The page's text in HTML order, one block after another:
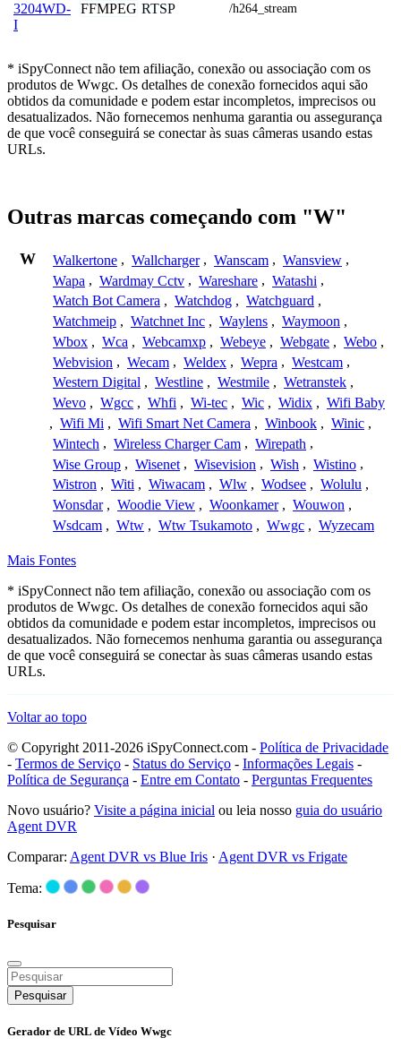
3204WD-
I
FFMPEG RTSP /h264_stream
* iSpyConnect não tem afiliação, conexão ou associação com os
produtos de Wwgc. Os detalhes de conexão fornecidos aqui são
obtidos da comunidade e podem estar incompletos, imprecisos ou
desatualizados. Não fornecemos nenhuma garantia ou assegurança
de que você conseguirá se conectar às suas câmeras usando estas
URLs.
Outras marcas começando com "W"
W Walkertone , Wallcharger , Wanscam , Wansview ,
Wapa , Wardmay Cctv , Wareshare , Watashi ,
Watch Bot Camera , Watchdog , Watchguard ,
Watchmeip , Watchnet Inc , Waylens , Waymoon ,
Wbox , Wca , Webcamxp , Webeye , Webgate , Webo ,
Webvision , Wecam , Weldex , Wepra , Westcam ,
Western Digital , Westline , Westmile , Wetranstek ,
Wevo , Wgcc , Whfi , Wi-tec , Wic , Widix , Wifi Baby
, Wifi Mi , Wifi Smart Net Camera , Winbook , Winic ,
Wintech , Wireless Charger Cam , Wirepath ,
Wise Group , Wisenet , Wisevision , Wish , Wistino ,
Wistron , Witi , Wiwacam , Wlw , Wodsee , Wolulu ,
Wonsdar , Woodie View , Woonkamer , Wouwon ,
Wsdcam , Wtw , Wtw Tsukamoto , Wwgc , Wyzecam
Mais Fontes
* iSpyConnect não tem afiliação, conexão ou associação com os
produtos de Wwgc. Os detalhes de conexão fornecidos aqui são
obtidos da comunidade e podem estar incompletos, imprecisos ou
desatualizados. Não fornecemos nenhuma garantia ou assegurança
de que você conseguirá se conectar às suas câmeras usando estas
URLs.
Voltar ao topo
© Copyright 2011-2026 iSpyConnect.com - Política de Privacidade
- Termos de Serviço - Status do Serviço - Informações Legais -
Política de Segurança - Entre em Contato - Perguntas Frequentes
Novo usuário? Visite a página inicial ou leia nosso guia do usuário
Agent DVR
Comparar: Agent DVR vs Blue Iris · Agent DVR vs Frigate
Tema:
Pesquisar
Pesquisar
Gerador de URL de Vídeo Wwgc